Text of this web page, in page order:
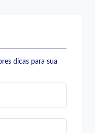
dicas para sua